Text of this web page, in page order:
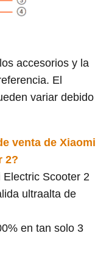
accesorios y la
El
variar debido
venta de Xiaomi
2?
Scooter 2
ultraalta de
en tan solo 3